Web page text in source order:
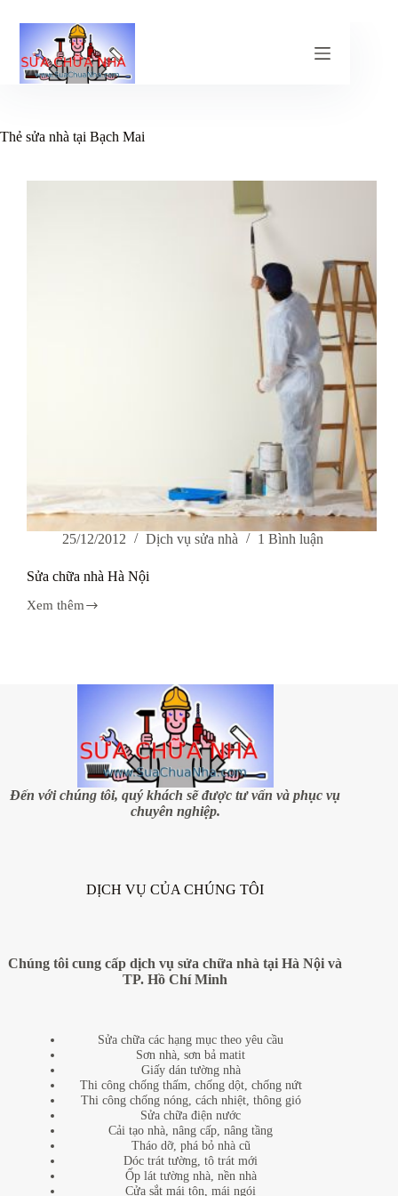
dung
Thẻ sửa nhà tại Bạch Mai
25/12/2012 Dịch vụ sửa nhà 1 Bình luận
Sửa chữa nhà Hà Nội
Xem thêm
Sửa
Đến với chúng tôi, quý khách sẽ được tư vấn và phục vụ
chuyên nghiệp.
DỊCH VỤ CỦA CHÚNG TÔI
Chúng tôi cung cấp dịch vụ sửa chữa nhà tại Hà Nội và
TP. Hồ Chí Minh
Sửa chữa các hạng mục theo yêu cầu
Sơn nhà, sơn bả matit
Giấy dán tường nhà
Thi công chống thấm, chống dột, chống nứt
Thi công chống nóng, cách nhiệt, thông gió
Sửa chữa điện nước
Cải tạo nhà, nâng cấp, nâng tầng
Tháo dỡ, phá bỏ nhà cũ
Dóc trát tường, tô trát mới
Ốp lát tường nhà, nền nhà
Cửa sắt mái tôn, mái ngói